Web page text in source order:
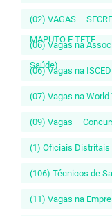
(02) VAGAS –
MAPUTO E TETE
(06) Vagas na
Saúde)
(06) Vagas na
(07) Vagas na
(09) Vagas –
(1) Oficiais
(106) Técnicos de
(11) Vagas na